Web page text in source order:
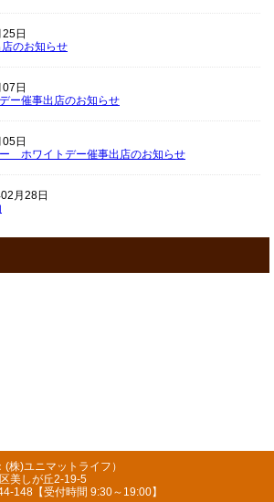
日
のお知らせ
日
ー催事出店のお知らせ
日
ホワイトデー催事出店のお知らせ
月28日
株)ユニマットライフ）
美しが丘2-19-5
148【受付時間 9:30～19:00】